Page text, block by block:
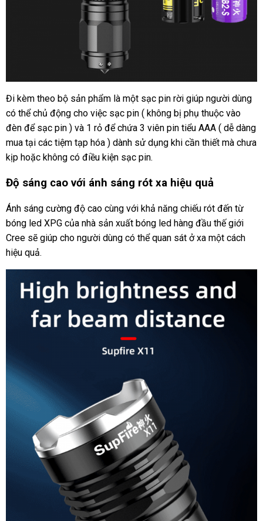
Đi kèm theo bộ sản phẩm là một sạc pin rời giúp người dùng
có thể chủ động cho việc sạc pin ( không bị phụ thuộc vào
đèn để sạc pin ) và 1 rỏ để chứa 3 viên pin tiểu AAA ( dễ dàng
mua tại các tiệm tạp hóa ) dành sử dụng khi cần thiết mà chưa
kịp hoặc không có điều kiện sạc pin.
Độ sáng cao với ánh sáng rót xa hiệu quả
Ánh sáng cường độ cao cùng với khả năng chiếu rót đến từ
bóng led XPG của nhà sản xuất bóng led hàng đầu thế giới
Cree sẽ giúp cho người dùng có thể quan sát ở xa một cách
hiệu quả.